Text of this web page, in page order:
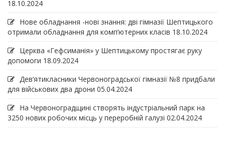
18.10.2024
Нове обладнання -нові знання: дві гімназії Шептицького
отримали обладнання для комп’ютерних класів 18.10.2024
Церква «Гефсиманія» у Шептицькому простягає руку
допомоги 18.09.2024
Дев‘ятикласники Червоноградської гімназії №8 придбали
для військових два дрони 05.04.2024
На Червоноградщині створять індустріальний парк на
3250 нових робочих місць у переробній галузі 02.04.2024